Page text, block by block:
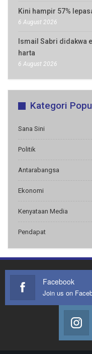
Kini hampir 57%
6 August 2026
Ismail Sabri didakwa
harta
6 August 2026
Kategori
Sana Sini
Politik
Antarabangsa
Ekonomi
Kenyataan Media
Pendapat
Facebook
Join us on